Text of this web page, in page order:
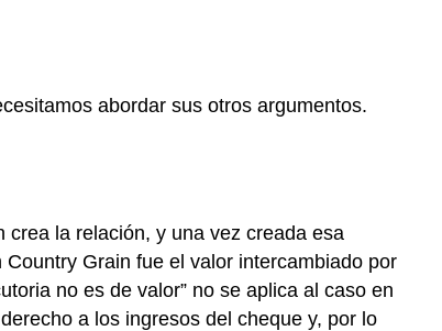
abordar sus otros argumentos.
la relación, y una vez creada esa
Grain fue el valor intercambiado por
no es de valor” no se aplica al caso en
a los ingresos del cheque y, por lo